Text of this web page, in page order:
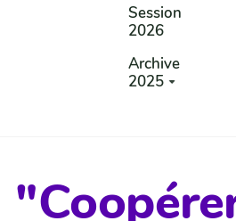
Session
2026
Archive
2025